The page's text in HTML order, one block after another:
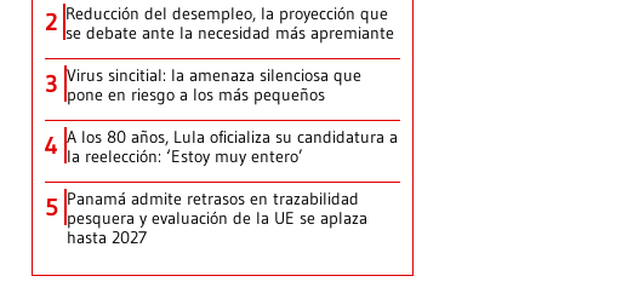
2 Reducción del desempleo, la proyección que
se debate ante la necesidad más apremiante
3 Virus sincitial: la amenaza silenciosa que
pone en riesgo a los más pequeños
4 A los 80 años, Lula oficializa su candidatura a
la reelección: ‘Estoy muy entero’
5 Panamá admite retrasos en trazabilidad
pesquera y evaluación de la UE se aplaza
hasta 2027